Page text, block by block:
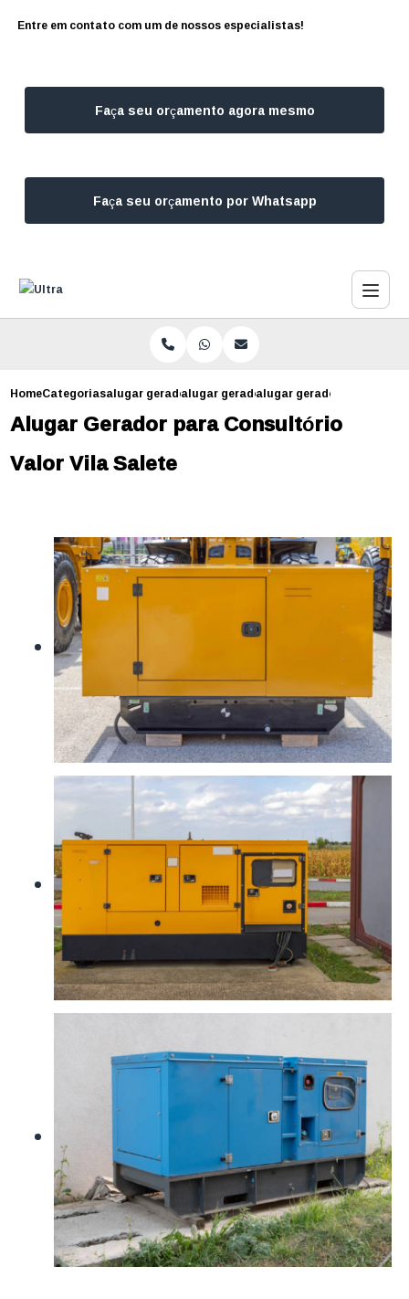
Entre em contato com um de nossos especialistas!
Faça seu orçamento agora mesmo
Faça seu orçamento por Whatsapp
HomeCategoriasalugar geradoresalugar gerador para consultorio
alugar gerador para
Alugar Gerador para Consultório
Valor Vila Salete